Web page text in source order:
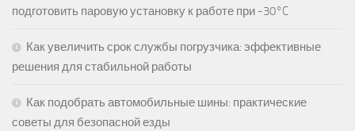
подготовить паровую установку к работе при -30°C
Как увеличить срок службы погрузчика: эффективные
решения для стабильной работы
Как подобрать автомобильные шины: практические
советы для безопасной езды